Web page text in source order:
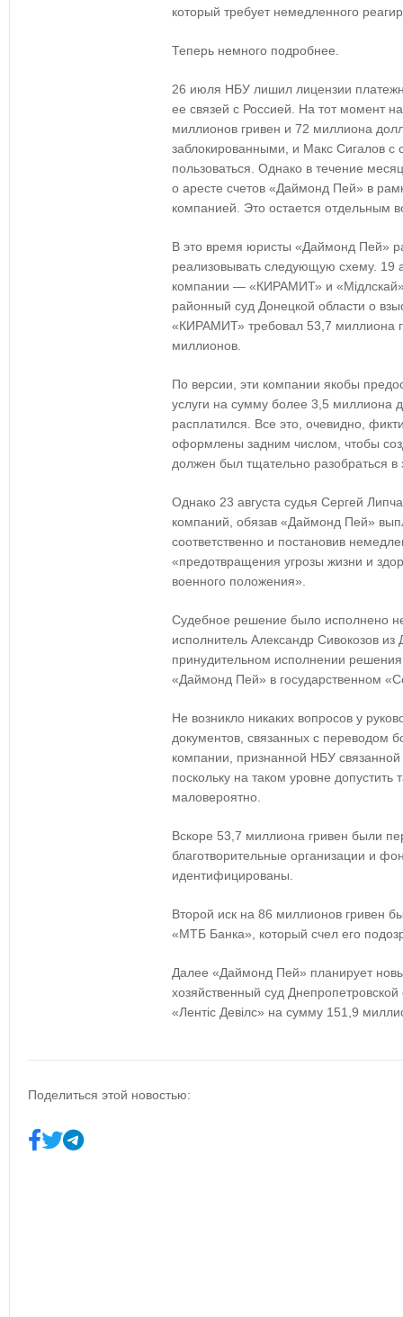
который требует немедленного
Теперь немного подробнее.
26 июля НБУ лишил лицензии
ее связей с Россией. На тот момент
миллионов гривен и 72 миллиона
заблокированными, и Макс Сигалов с
пользоваться. Однако в течение
о аресте счетов «Даймонд Пей» в
компанией. Это остается отдельным
В это время юристы «Даймонд Пей»
реализовывать следующую схему. 19
компании — «КИРАМИТ» и
районный суд Донецкой области о
«КИРАМИТ» требовал 53,7 миллиона
миллионов.
По версии, эти компании якобы
услуги на сумму более 3,5 миллиона
расплатился. Все это, очевидно,
оформлены задним числом, чтобы
должен был тщательно разобраться
Однако 23 августа судья Сергей
компаний, обязав «Даймонд Пей»
соответственно и постановив
«предотвращения угрозы жизни и
военного положения».
Судебное решение было исполнено
исполнитель Александр Сивокозов
принудительном исполнении
«Даймонд Пей» в государственном
Не возникло никаких вопросов у
документов, связанных с переводом
компании, признанной НБУ
поскольку на таком уровне допустить
маловероятно.
Вскоре 53,7 миллиона гривен были
благотворительные организации и
идентифицированы.
Второй иск на 86 миллионов гривен
«МТБ Банка», который счел его
Далее «Даймонд Пей» планирует
хозяйственный суд
«Лентіс Девілс» на сумму 151,9
Поделиться этой новостью: